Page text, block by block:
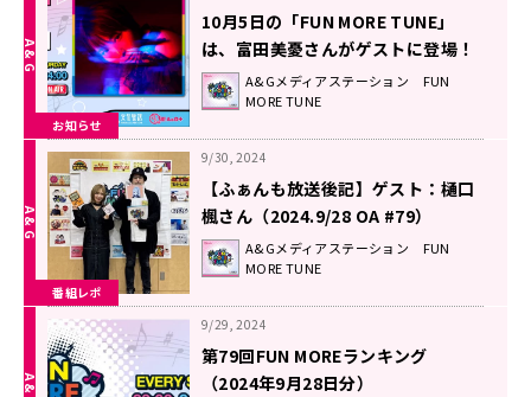
お知らせ
10月5日の「FUN MORE TUNE」
は、富田美憂さんがゲストに登場！
A&Gメディアステーション FUN
MORE TUNE
番組レポ
9/30, 2024
【ふぁんも放送後記】ゲスト：樋口
楓さん（2024.9/28 OA #79）
A&Gメディアステーション FUN
MORE TUNE
9/29, 2024
第79回FUN MOREランキング
（2024年9月28日分）